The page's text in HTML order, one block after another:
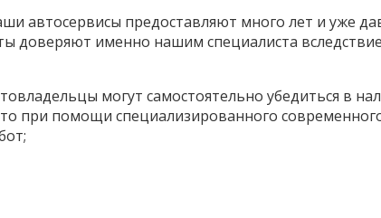
автосервисы предоставляют много лет и уже
именно нашим специалиста
могут самостоятельно убедиться в
при помощи специализированного